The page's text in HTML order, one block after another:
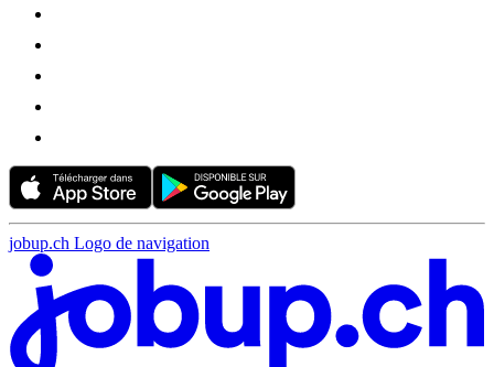
jobup.ch Logo de navigation